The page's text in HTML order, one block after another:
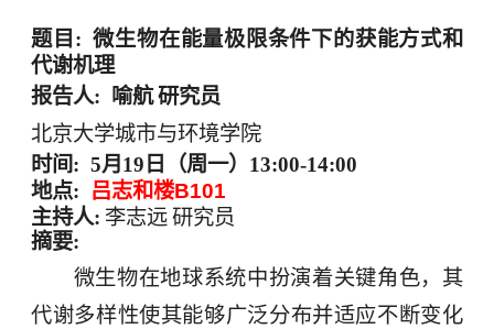
题目 : 微生物在能量极限条件下的获能方式和
代谢机理
报告人: 喻航研究员
北京大学城市与环境学院
时间: 5月 19 日（周一） 13:00-14:00
地点: 吕志和楼B101
主持人: 李志远研究员
摘要:
微生物在地球系统中扮演着关键角色，其
代谢多样性使其能够广泛分布并适应不断变化